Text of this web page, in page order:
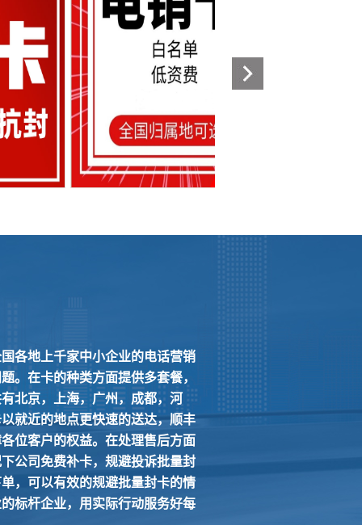
各地上千家中小企业的电话营销
。在卡的种类方面提供多套餐，
北京，上海，广州，成都，河
就近的地点更快速的送达，顺丰
位客户的权益。 在处理售后方面
公司免费补卡，规避投诉批量封
，可以有效的规避批量封卡的情
标杆企业，用实际行动服务好每